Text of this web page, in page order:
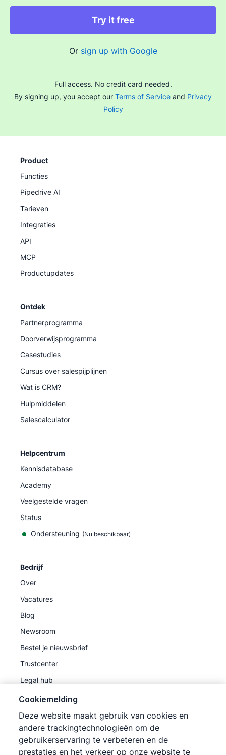
Try it free
Or sign up with Google
Full access. No credit card needed.
By signing up, you accept our Terms of Service and Privacy
Policy
Product
Functies
Pipedrive AI
Tarieven
Integraties
API
MCP
Productupdates
Ontdek
Partnerprogramma
Doorverwijsprogramma
Casestudies
Cursus over salespijplijnen
Wat is CRM?
Hulpmiddelen
Salescalculator
Helpcentrum
Kennisdatabase
Academy
Veelgestelde vragen
Status
Ondersteuning (Nu beschikbaar)
Bedrijf
Over
Vacatures
Blog
Newsroom
Bestel je nieuwsbrief
Trustcenter
Legal hub
Sub-processors
Cookiemelding
Deze website maakt gebruik van cookies en
andere trackingtechnologieën om de
gebruikerservaring te verbeteren en de
prestaties en het verkeer op onze website te